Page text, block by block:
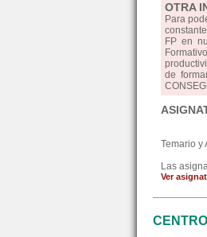
OTRA
Para
FP en
de
Temario y
Las
Ver